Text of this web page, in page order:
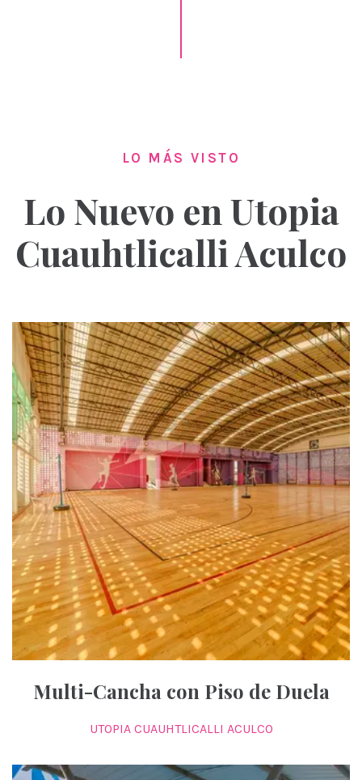
LO MÁS VISTO
Lo Nuevo en Utopia
Cuauhtlicalli Aculco
Multi-Cancha con Piso de Duela
UTOPIA CUAUHTLICALLI ACULCO